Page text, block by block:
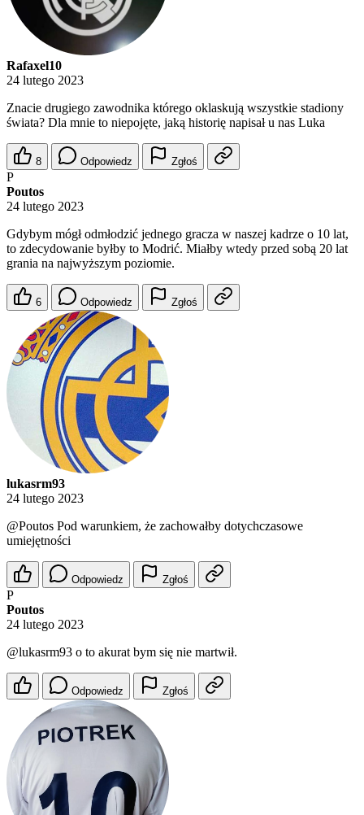
Rafaxel10
24 lutego 2023
Znacie drugiego zawodnika którego oklaskują wszystkie stadiony
świata? Dla mnie to niepojęte, jaką historię napisał u nas Luka
8 Odpowiedz Zgłoś
P
Poutos
24 lutego 2023
Gdybym mógł odmłodzić jednego gracza w naszej kadrze o 10 lat,
to zdecydowanie byłby to Modrić. Miałby wtedy przed sobą 20 lat
grania na najwyższym poziomie.
6 Odpowiedz Zgłoś
lukasrm93
24 lutego 2023
@Poutos Pod warunkiem, że zachowałby dotychczasowe
umiejętności
Odpowiedz Zgłoś
P
Poutos
24 lutego 2023
@lukasrm93 o to akurat bym się nie martwił.
Odpowiedz Zgłoś